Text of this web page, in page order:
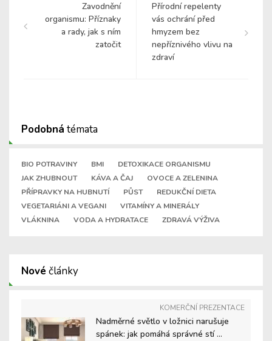
Zavodnění
organismu: Příznaky
a rady, jak s ním
zatočit
Přírodní repelenty
vás ochrání před
hmyzem bez
nepříznivého vlivu na
zdraví
Podobná témata
BIO POTRAVINY BMI
DETOXIKACE ORGANISMU
JAK ZHUBNOUT
KÁVA A ČAJ
OVOCE A ZELENINA
PŘÍPRAVKY NA HUBNUTÍ
PŮST
REDUKČNÍ DIETA
VEGETARIÁNI A VEGANI
VITAMÍNY A MINERÁLY
VLÁKNINA
VODA A HYDRATACE ZDRAVÁ VÝŽIVA
Nové články
KOMERČNÍ PREZENTACE
Nadměrné světlo v ložnici narušuje
spánek: jak pomáhá správné stí ...